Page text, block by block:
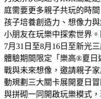
庭需要更多親子共玩的時
孩子培養創造力、想像力
小朋友在玩樂中探索世界
7月31日至8月16日至新光
體驗期間限定「樂高®夏日
戰與未來想像，邀請親子
動規劃三大關卡展開夏日
與拼砌一同開啟玩樂模式